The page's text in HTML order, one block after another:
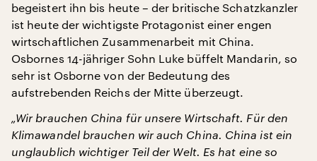
begeistert ihn bis heute – der britische Schatzkanzler
ist heute der wichtigste Protagonist einer engen
wirtschaftlichen Zusammenarbeit mit China.
Osbornes 14-jähriger Sohn Luke büffelt Mandarin, so
sehr ist Osborne von der Bedeutung des
aufstrebenden Reichs der Mitte überzeugt.
„Wir brauchen China für unsere Wirtschaft. Für den
Klimawandel brauchen wir auch China. China ist ein
unglaublich wichtiger Teil der Welt. Es hat eine so